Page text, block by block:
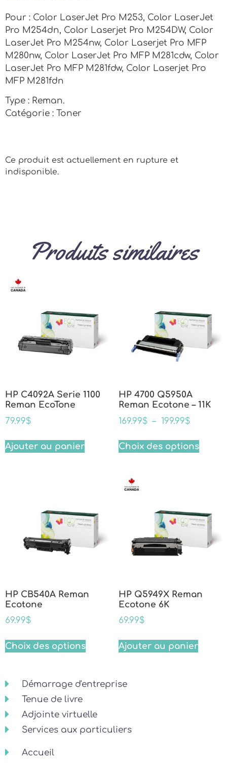
Pour : Color LaserJet Pro M253, Color LaserJet
Pro M254dn, Color Laserjet Pro M254DW, Color
LaserJet Pro M254nw, Color Laserjet Pro MFP
M280nw, Color LaserJet Pro MFP M281cdw, Color
LaserJet Pro MFP M281fdw, Color Laserjet Pro
MFP M281fdn
Type : Reman.
Catégorie : Toner
Ce produit est actuellement en rupture et
indisponible.
Produits similaires
HP C4092A Serie 1100
Reman EcoTone
79.99$
Ajouter au panier
HP 4700 Q5950A
Reman Ecotone – 11K
169.99$ – 199.99$
Choix des options
HP CB540A Reman
Ecotone
69.99$
Choix des options
HP Q5949X Reman
Ecotone 6K
69.99$
Ajouter au panier
Démarrage d'entreprise
Tenue de livre
Adjointe virtuelle
Services aux particuliers
Accueil